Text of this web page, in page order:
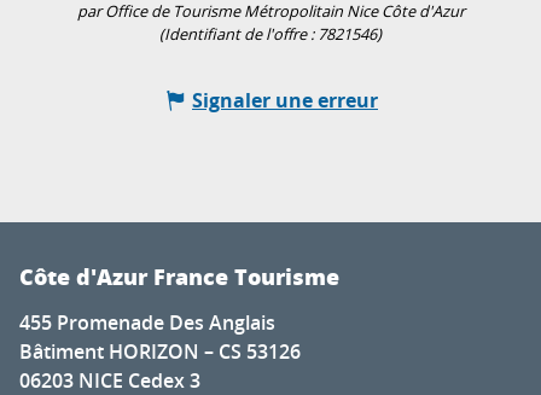
par Office de Tourisme Métropolitain Nice Côte d'Azur
(Identifiant de l'offre : 7821546)
Signaler une erreur
Côte d'Azur France Tourisme
455 Promenade Des Anglais
Bâtiment HORIZON – CS 53126
06203 NICE Cedex 3